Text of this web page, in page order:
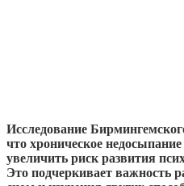
Исследование
что хроническое
увеличить риск развития
Это подчеркивает важность